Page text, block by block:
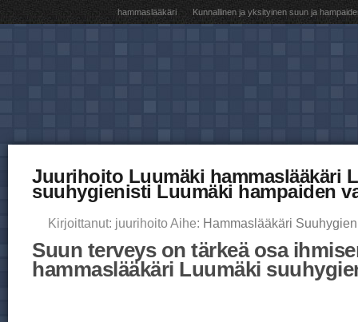
hammaslääkäri Kunnallinen ja yksityinen suun ja
Juurihoito Luumäki hammaslääkäri
suuhygienisti Luumäki hampaiden
Kirjoittanut: juurihoito Aihe: Hammaslääkäri
Suun terveys on tärkeä osa
hammaslääkäri Luumäki